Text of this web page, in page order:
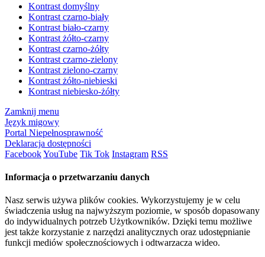
Kontrast domyślny
Kontrast czarno-biały
Kontrast biało-czarny
Kontrast żółto-czarny
Kontrast czarno-żółty
Kontrast czarno-zielony
Kontrast zielono-czarny
Kontrast żółto-niebieski
Kontrast niebiesko-żółty
Zamknij menu
Język migowy
Portal Niepełnosprawność
Deklaracja dostępności
FacebookYouTube Tik Tok Instagram RSS
Informacja o przetwarzaniu danych
Nasz serwis używa plików cookies. Wykorzystujemy je w celu
świadczenia usług na najwyższym poziomie, w sposób dopasowany
do indywidualnych potrzeb Użytkowników. Dzięki temu możliwe
jest także korzystanie z narzędzi analitycznych oraz udostępnianie
funkcji mediów społecznościowych i odtwarzacza wideo.